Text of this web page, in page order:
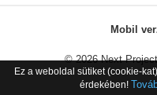
Mobil
© 2026 Next
Ez a weboldal sütiket (cookie-
érdekében!